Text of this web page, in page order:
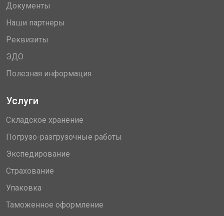
Документы
Наши партнеры
Реквизиты
ЭДО
Полезная информация
Услуги
Складское хранение
Погрузо-разгрузочные работы
Экспедирование
Страхование
Упаковка
Таможенное оформление